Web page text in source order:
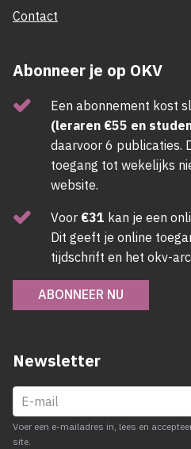
Contact
Abonneer je op OKV
Een abonnement kost
(leraren €55 en
daarvoor 6 publicaties.
toegang tot wekelijks
website.
Voor €31 kan je een
Dit geeft je online
tijdschrift en het okv-
ABONNEER NU
Newsletter
Voer een e-mailadres in, lees en
site.